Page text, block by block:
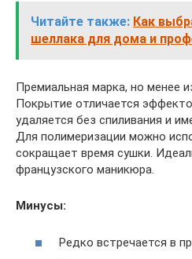
Читайте также: Как
шеллака для дома и
Премиальная марка, но менее
Покрытие отличается
удаляется без спиливания и
Для полимеризации можно
сокращает время сушки.
французского маникюра.
Минусы:
Редко встречается в